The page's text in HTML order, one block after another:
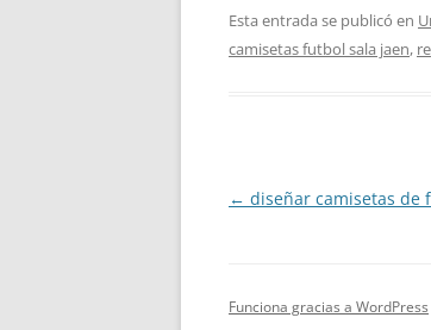
Esta entrada se publicó en
camisetas futbol sala jaen,
Navegación
← diseñar camisetas de
Funciona gracias a WordPress